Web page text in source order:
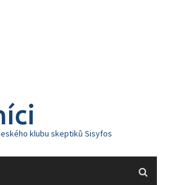
klubu skeptiků Sisyfos